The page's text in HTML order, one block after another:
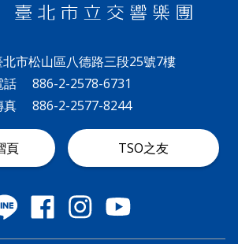
市松山區八德路三段25號7樓
話
886-2-2578-6731
真
886-2-2577-8244
頁 TSO之友